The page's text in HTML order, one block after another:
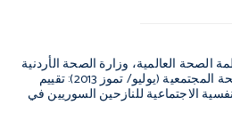
الصحة العالمية، وزارة الصحة الأردنية
والشبكة الشرق أوسطية للصحة المجتمعية (يوليو/ تموز 2013): تقييم
الاجتماعية للنازحين السوريين في